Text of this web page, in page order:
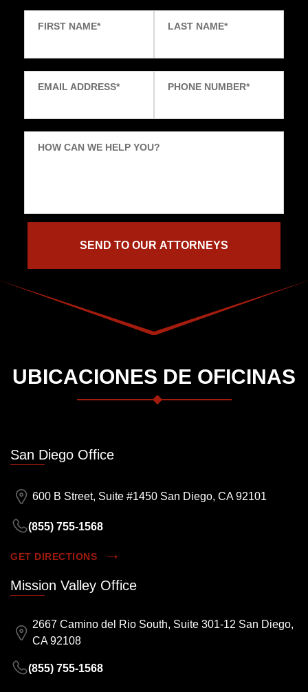
FIRST NAME* LAST NAME*
EMAIL ADDRESS* PHONE NUMBER*
HOW CAN WE HELP YOU?
UBICACIONES DE OFICINAS
San Diego Office
600 B Street, Suite #1450 San Diego, CA 92101
(855) 755-1568
GET DIRECTIONS
Mission Valley Office
2667 Camino del Rio South, Suite 301-12 San Diego,
CA 92108
(855) 755-1568